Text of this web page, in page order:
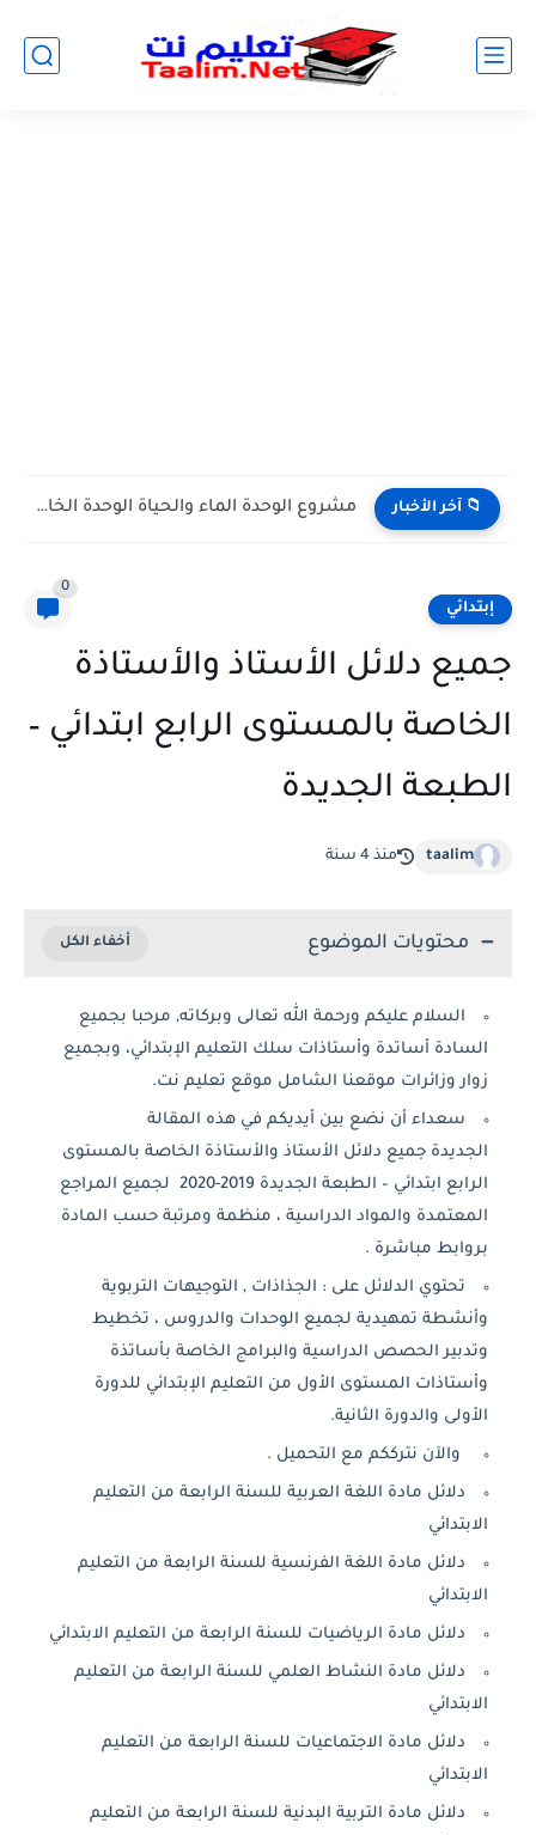
📁 آخر الأخبار مشروع الوحدة الماء والحياة الوحدة الخامسة المستوى الثالث projet de...
إبتدائي
0
جميع دلائل الأستاذ والأستاذة
الخاصة بالمستوى الرابع ابتدائي –
الطبعة الجديدة
taalim منذ 4 سنة
محتويات الموضوع
السلام عليكم ورحمة الله تعالى وبركاته, مرحبا بجميع
السادة أساتدة وأستاذات سلك التعليم الإبتدائي، وبجميع
زوار وزائرات موقعنا الشامل موقع تعليم نت.
سعداء أن نضع بين أيديكم في هذه المقالة
الجديدة جميع دلائل الأستاذ والأستاذة الخاصة بالمستوى
الرابع ابتدائي – الطبعة الجديدة 2019-2020 لجميع المراجع
المعتمدة والمواد الدراسية ، منظمة ومرتبة حسب المادة
بروابط مباشرة .
تحتوي الدلائل على : الجذاذات , التوجيهات التربوية
وأنشطة تمهيدية لجميع الوحدات والدروس ، تخطيط
وتدبير الحصص الدراسية والبرامج الخاصة بأساتذة
وأستاذات المستوى الأول من التعليم الإبتدائي للدورة
الأولى والدورة الثانية.
والآن نترككم مع التحميل .
دلائل مادة اللغة العربية للسنة الرابعة من التعليم
الابتدائي
دلائل مادة اللغة الفرنسية للسنة الرابعة من التعليم
الابتدائي
دلائل مادة الرياضيات للسنة الرابعة من التعليم الابتدائي
دلائل مادة النشاط العلمي للسنة الرابعة من التعليم
الابتدائي
دلائل مادة الاجتماعيات للسنة الرابعة من التعليم
الابتدائي
دلائل مادة التربية البدنية للسنة الرابعة من التعليم